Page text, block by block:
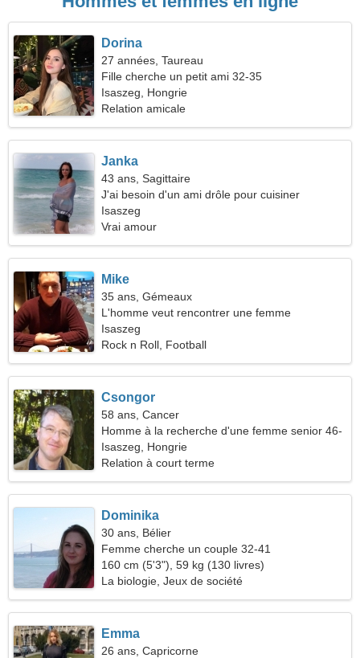
Dorina
27 années, Taureau
Fille cherche un petit ami 32-35
Isaszeg, Hongrie
Relation amicale
Janka
43 ans, Sagittaire
J'ai besoin d'un ami drôle pour cuisiner
ensemble
Isaszeg
Vrai amour
Mike
35 ans, Gémeaux
L'homme veut rencontrer une femme
Isaszeg
Rock n Roll, Football
Csongor
58 ans, Cancer
Homme à la recherche d'une femme senior 46-
53
Isaszeg, Hongrie
Relation à court terme
Dominika
30 ans, Bélier
Femme cherche un couple 32-41
160 cm (5'3"), 59 kg (130 livres)
La biologie, Jeux de société
Emma
26 ans, Capricorne